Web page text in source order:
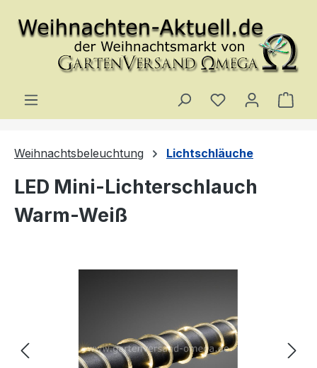
Zum Hauptinhalt springen
Du hast 0
Weihnachtsbeleuchtung Lichtschläuche
LED Mini-Lichterschlauch
Warm-Weiß